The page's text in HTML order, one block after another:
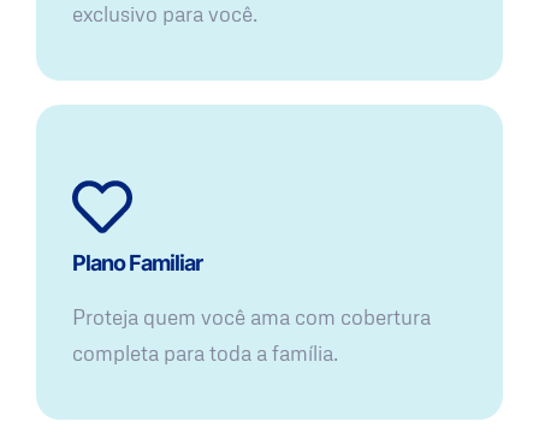
exclusivo para você.
Plano Familiar
Proteja quem você ama com cobertura
completa para toda a família.